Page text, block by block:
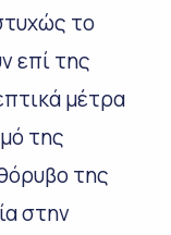
το
επί της
μέτρα
της
της
στην